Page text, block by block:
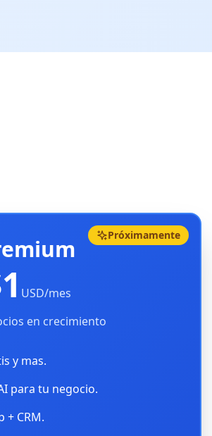
Próximamente
USD/mes
en crecimiento
y mas.
para tu negocio.
+ CRM.